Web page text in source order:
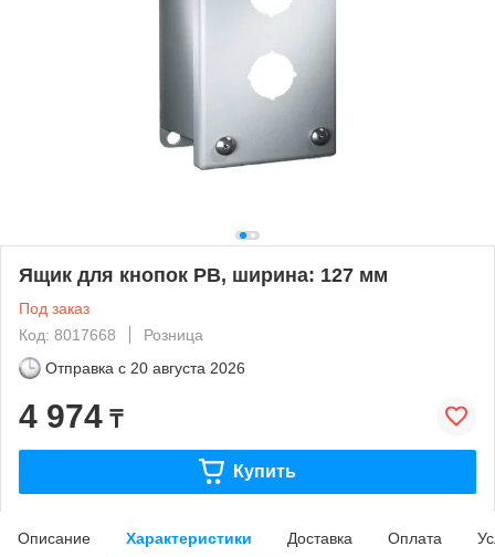
Ящик для кнопок PB, ширина: 127 мм
Под заказ
Код: 8017668
Розница
Отправка с 20 августа 2026
4 974 ₸
Купить
Описание Характеристики Доставка Оплата